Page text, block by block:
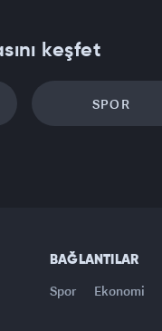
keşfet
SPOR
BAĞLANTILAR
Spor Ekonomi